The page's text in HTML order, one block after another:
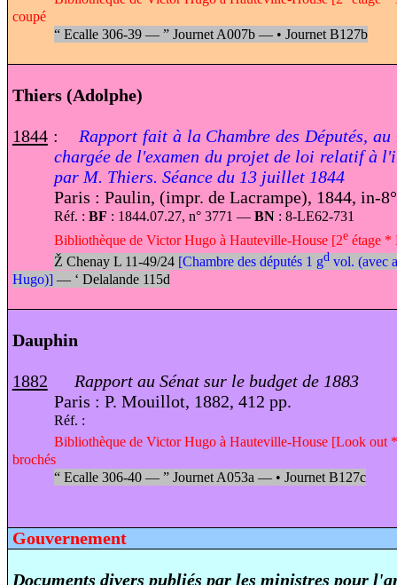
coupé
“Ecalle 306-39 — ”Journet A007b — • Journet B127b
Thiers (Adolphe)
1844: Rapport fait à la Chambre des Députés,
chargée de l'examen du projet de loi relatif à
par M. Thiers. Séance du 13 juillet 1844
Paris : Paulin, (impr. de Lacrampe), 1844, in-
Réf. : BF : 1844.07.27, n° 3771 — BN: 8-LE62-731
Bibliothèque de Victor Hugo à Hauteville-House [2eétage *
Ž Chenay L 11-49/24 [Chambre des députés 1 gdvol. (avec
Hugo)]— ‘ Delalande 115d
Dauphin
1882
Rapport au Sénat sur le budget de 1883
Paris : P. Mouillot, 1882, 412 pp.
Réf. :
Bibliothèque de Victor Hugo à Hauteville-House [Look out
brochés
“Ecalle 306-40 — ”Journet A053a — • Journet B127c
Gouvernement
Documents divers publiés par les ministres pour